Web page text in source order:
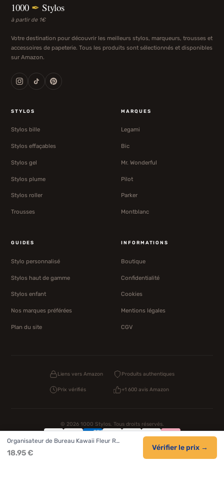
1000 ✒ Stylos
à partir de 1€
Votre destination pour découvrir les meilleurs stylos, marqueurs, trousses et
accessoires de papeterie. Tous les produits sont sélectionnés et disponibles
sur Amazon.
STYLOS
Stylos bille
Stylos effaçables
Stylos gel
Stylos plume
Stylos roller
Trousses
MARQUES
Legami
Bic
Mr. Wonderful
Pilot
Parker
Montblanc
GUIDES
Stylo personnalisé
Stylos haut de gamme
Stylos enfant
Nos marques préférées
Plan du site
INFORMATIONS
Boutique
Confidentialité
Cookies
Mentions légales
CGV
Liens vers Amazon Produits authentiques
Prix vérifiés +1 600 avis Amazon
© 2026 1000 Stylos. Tous droits réservés.
Organisateur de Bureau Kawaii Fleur R…
18.95 €
Vérifier le prix →